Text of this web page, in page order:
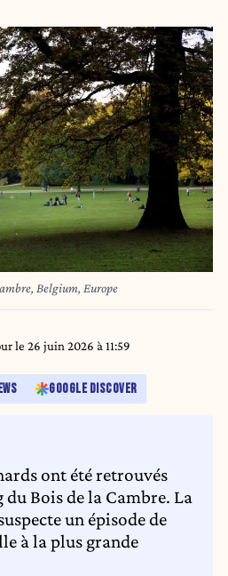
Belgium, Europe
le 26 juin 2026 à 11:59
GOOGLE DISCOVER
ont été retrouvés
Bois de la Cambre. La
un épisode de
à la plus grande